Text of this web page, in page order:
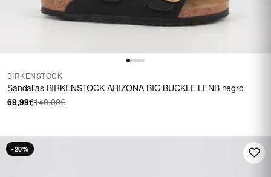
BIRKENSTOCK
Sandalias BIRKENSTOCK ARIZONA BIG BUCKLE LENB negro
69,99€140,00€
-20%